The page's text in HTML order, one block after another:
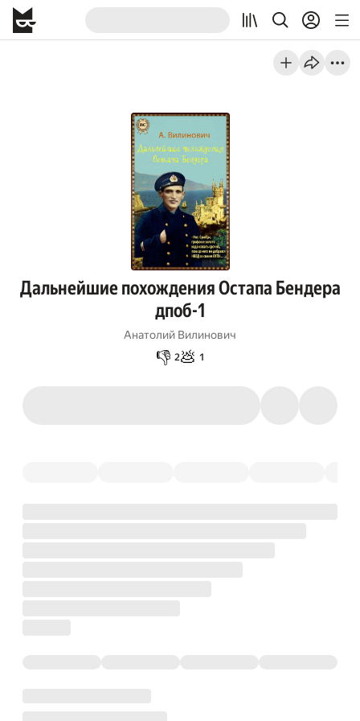
Дальнейшие похождения Остапа Бендера
дпоб-1
Анатолий Вилинович
👎 2💩 1